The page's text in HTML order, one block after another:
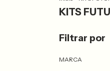
KITS
Filtrar por
MARCA